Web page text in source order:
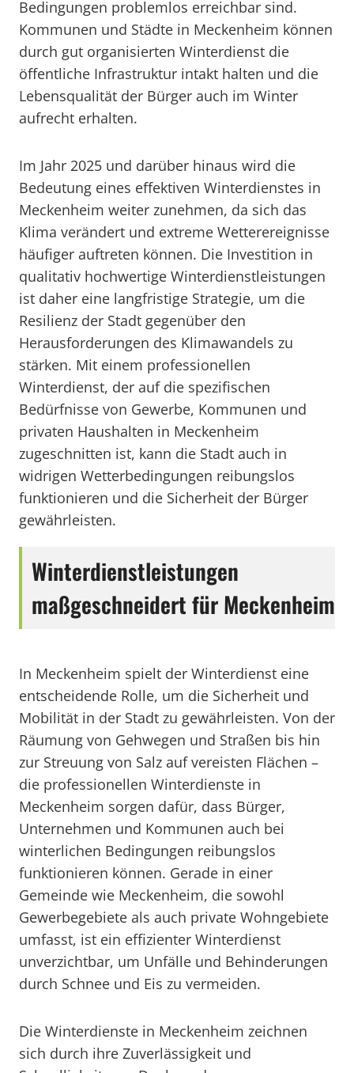
Bedingungen problemlos erreichbar sind.
Kommunen und Städte in Meckenheim können
durch gut organisierten Winterdienst die
öffentliche Infrastruktur intakt halten und die
Lebensqualität der Bürger auch im Winter
aufrecht erhalten.
Im Jahr 2025 und darüber hinaus wird die
Bedeutung eines effektiven Winterdienstes in
Meckenheim weiter zunehmen, da sich das
Klima verändert und extreme Wetterereignisse
häufiger auftreten können. Die Investition in
qualitativ hochwertige Winterdienstleistungen
ist daher eine langfristige Strategie, um die
Resilienz der Stadt gegenüber den
Herausforderungen des Klimawandels zu
stärken. Mit einem professionellen
Winterdienst, der auf die spezifischen
Bedürfnisse von Gewerbe, Kommunen und
privaten Haushalten in Meckenheim
zugeschnitten ist, kann die Stadt auch in
widrigen Wetterbedingungen reibungslos
funktionieren und die Sicherheit der Bürger
gewährleisten.
Winterdienstleistungen
maßgeschneidert für Meckenheim
In Meckenheim spielt der Winterdienst eine
entscheidende Rolle, um die Sicherheit und
Mobilität in der Stadt zu gewährleisten. Von der
Räumung von Gehwegen und Straßen bis hin
zur Streuung von Salz auf vereisten Flächen –
die professionellen Winterdienste in
Meckenheim sorgen dafür, dass Bürger,
Unternehmen und Kommunen auch bei
winterlichen Bedingungen reibungslos
funktionieren können. Gerade in einer
Gemeinde wie Meckenheim, die sowohl
Gewerbegebiete als auch private Wohngebiete
umfasst, ist ein effizienter Winterdienst
unverzichtbar, um Unfälle und Behinderungen
durch Schnee und Eis zu vermeiden.
Die Winterdienste in Meckenheim zeichnen
sich durch ihre Zuverlässigkeit und